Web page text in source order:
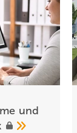
und